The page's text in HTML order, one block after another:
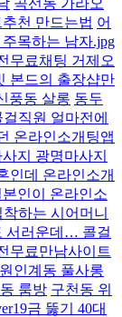
천 만드는법 어
목하는 남자.jpg
무료채팅 거제오
본드의 출장샵만
풍동 살롱 동두
직원 얼마전에
온라인소개팅앱
지 광명마사지
인데 온라인소개
본인이 온라인소
하는 시어머니
서러운데… 콜걸
무료만남사이트
인계동 풀사롱
룸방 구천동 위
금 뚫기 40대